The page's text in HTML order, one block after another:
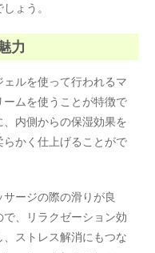
ょう。
力
ルを使って行われるマ
ムを使うことが特徴で
内側からの保湿効果を
かく仕上げることがで
ージの際の滑りが良
、リラクゼーション効
ストレス解消にもつな